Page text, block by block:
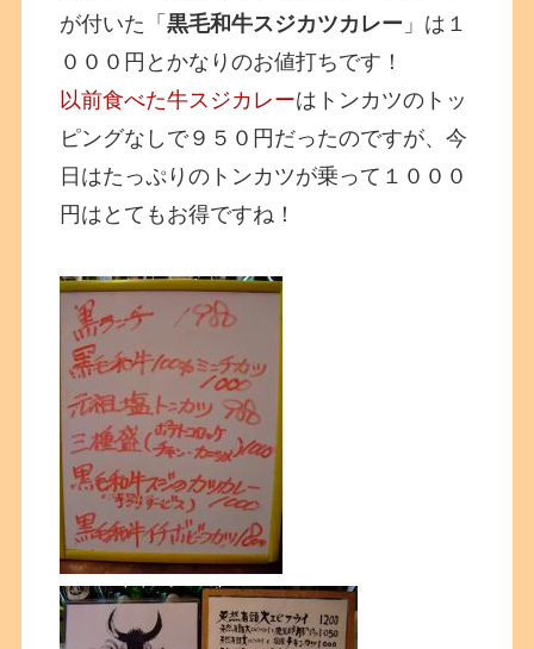
が付いた「黒毛和牛スジカツカレー 」は１
０００円とかなりのお値打ちです！
以前食べた牛スジカレーはトンカツのトッ
ピングなしで９５０円だったのですが、今
日はたっぷりのトンカツが乗って１０００
円はとてもお得ですね！